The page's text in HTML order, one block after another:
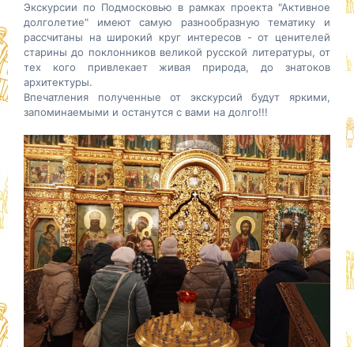
Экскурсии по Подмосковью в рамках проекта "Активное
долголетие" имеют самую разнообразную тематику и
рассчитаны на широкий круг интересов - от ценителей
старины до поклонников великой русской литературы, от
тех кого привлекает живая природа, до знатоков
архитектуры.
Впечатления полученные от экскурсий будут яркими,
запоминаемыми и останутся с вами на долго!!!